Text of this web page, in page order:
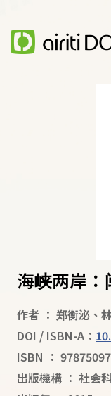
海峡两岸
作者 ： 郑衡泌 、
DOI / ISBN-A：
ISBN ：
出版機構 ： 社会